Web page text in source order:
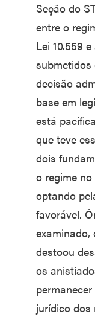
Seção do
entre o
Lei 10.559
decisão
base em
está
que teve
dois
o regime
optando
favorável.
examinado,
destoou
os
jurídico dos